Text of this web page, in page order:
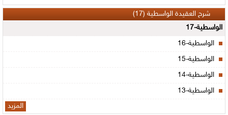
شرح العقيدة الواسطية (17)
الواسطية-17
الواسطية-16
الواسطية-15
الواسطية-14
الواسطية-13
المزيد